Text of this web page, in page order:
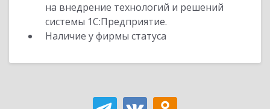
на внедрение технологий и решений
системы 1С:Предприятие.
Наличие у фирмы статуса